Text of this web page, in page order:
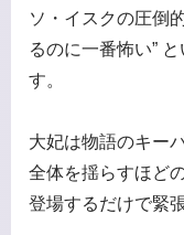
ソ・イスクの圧倒
るのに一番怖い”
す。
大妃は物語のキー
全体を揺らすほど
登場するだけで緊